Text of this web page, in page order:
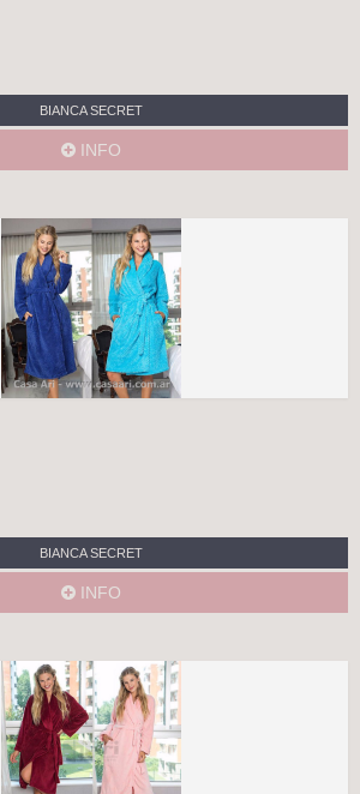
BIANCA SECRET
INFO
BIANCA SECRET
INFO